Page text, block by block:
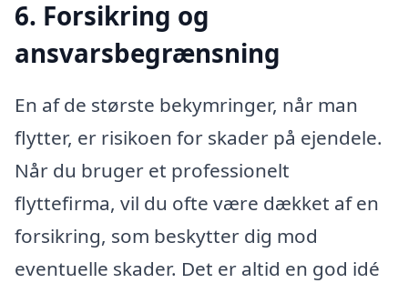
6. Forsikring og
ansvarsbegrænsning
En af de største bekymringer, når man
flytter, er risikoen for skader på ejendele.
Når du bruger et professionelt
flyttefirma, vil du ofte være dækket af en
forsikring, som beskytter dig mod
eventuelle skader. Det er altid en god idé